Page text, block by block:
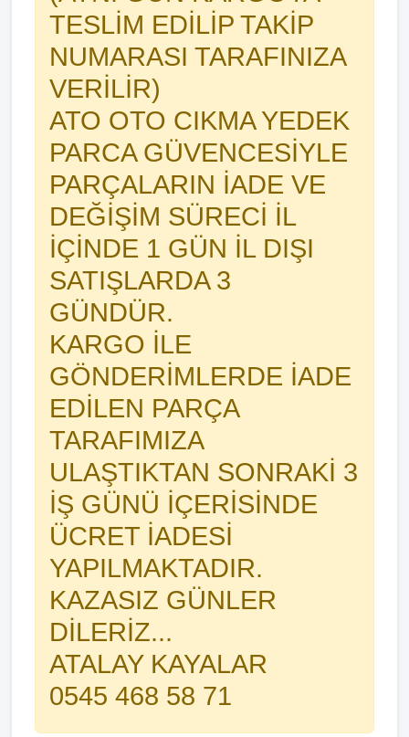
TESLİM EDİLİP TAKİP
NUMARASI TARAFINIZA
VERİLİR)
ATO OTO CIKMA YEDEK
PARCA GÜVENCESİYLE
PARÇALARIN İADE VE
DEĞİŞİM SÜRECİ İL
İÇİNDE 1 GÜN İL DIŞI
SATIŞLARDA 3
GÜNDÜR.
KARGO İLE
GÖNDERİMLERDE İADE
EDİLEN PARÇA
TARAFIMIZA
ULAŞTIKTAN SONRAKİ 3
İŞ GÜNÜ İÇERİSİNDE
ÜCRET İADESİ
YAPILMAKTADIR.
KAZASIZ GÜNLER
DİLERİZ...
ATALAY KAYALAR
0545 468 58 71